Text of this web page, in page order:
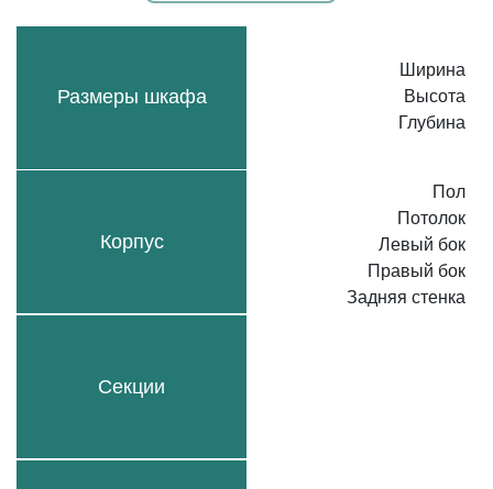
Размеры шкафа
Корпус
Секции
Ширина
Высота
Глубина
Пол
Потолок
Левый бок
Правый бок
Задняя стенка